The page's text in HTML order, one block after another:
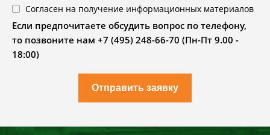
Согласен на получение информационных материалов
Если предпочитаете обсудить вопрос по телефону,
то позвоните нам +7 (495) 248-66-70 (Пн-Пт 9.00 -
18:00)
Отправить заявку